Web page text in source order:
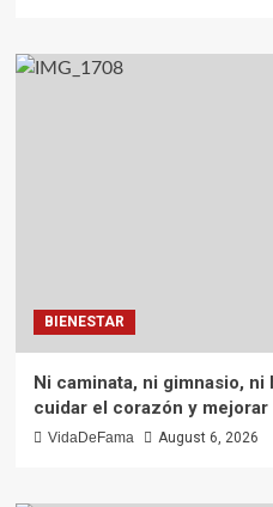
BIENESTAR
Ni caminata, ni gimnasio,
cuidar el corazón y
VidaDeFama August 6, 2026